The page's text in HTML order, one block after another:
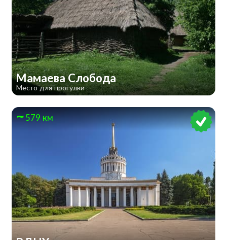
Мамаева Слобода
Место для прогулки
579 км